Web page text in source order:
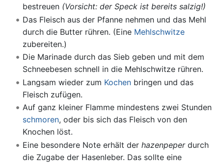
bestreuen (Vorsicht: der Speck ist bereits salzig!)
Das Fleisch aus der Pfanne nehmen und das Mehl
durch die Butter rühren. (Eine Mehlschwitze
zubereiten.)
Die Marinade durch das Sieb geben und mit dem
Schneebesen schnell in die Mehlschwitze rühren.
Langsam wieder zum Kochenbringen und das
Fleisch zufügen.
Auf ganz kleiner Flamme mindestens zwei Stunden
schmoren, oder bis sich das Fleisch von den
Knochen löst.
Eine besondere Note erhält der hazenpeperdurch
die Zugabe der Hasenleber. Das sollte eine